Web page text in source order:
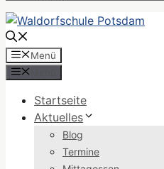
Menü
Startseite
Aktuelles
Blog
Termine